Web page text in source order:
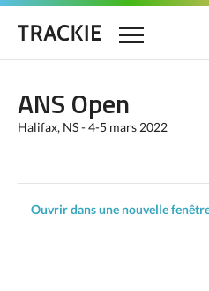
ANS Open
Halifax, NS - 4-5 mars 2022
Ouvrir dans une nouvelle